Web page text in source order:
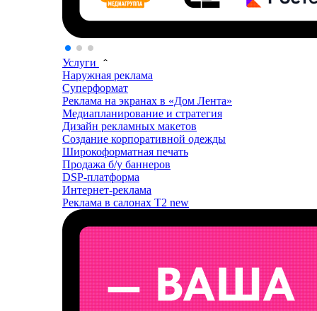
Услуги
Наружная реклама
Суперформат
Реклама на экранах в «Дом Лента»
Медиапланирование и стратегия
Дизайн рекламных макетов
Создание корпоративной одежды
Широкоформатная печать
Продажа б/у баннеров
DSP-платформа
Интернет-реклама
Реклама в салонах T2 new